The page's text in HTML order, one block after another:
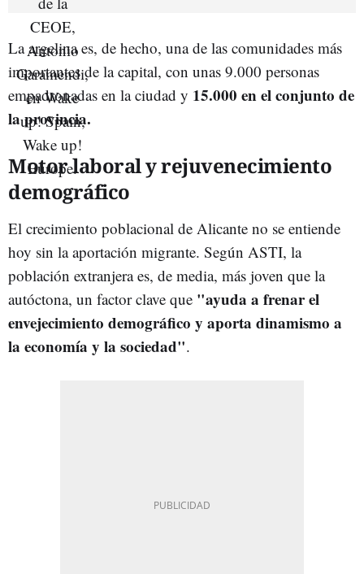
La argelina es, de hecho, una de las comunidades más
importantes de la capital, con unas 9.000 personas
empadronadas en la ciudad y 15.000 en el conjunto de
la provincia.
Motor laboral y rejuvenecimiento
demográfico
El crecimiento poblacional de Alicante no se entiende
hoy sin la aportación migrante. Según ASTI, la
población extranjera es, de media, más joven que la
autóctona, un factor clave que "ayuda a frenar el
envejecimiento demográfico y aporta dinamismo a
la economía y la sociedad".